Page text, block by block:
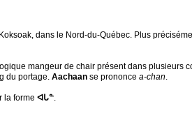
dans le Nord-du-Québec. Plus
mangeur de chair présent dans plusieurs
du portage. Aachaan se prononce a-chan.
la forme ᐊᒐᓐ.